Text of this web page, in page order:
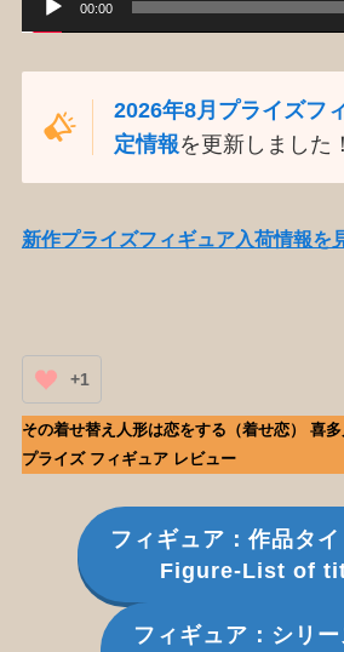
00:00
2026年8月プライズフ
定情報を更新しました
新作プライズフィギュア入荷情報を
+1
その着せ替え人形は恋をする（着せ恋） 喜
プライズ フィギュア レビュー
フィギュア：作品タ
Figure-List of
フィギュア：シリ